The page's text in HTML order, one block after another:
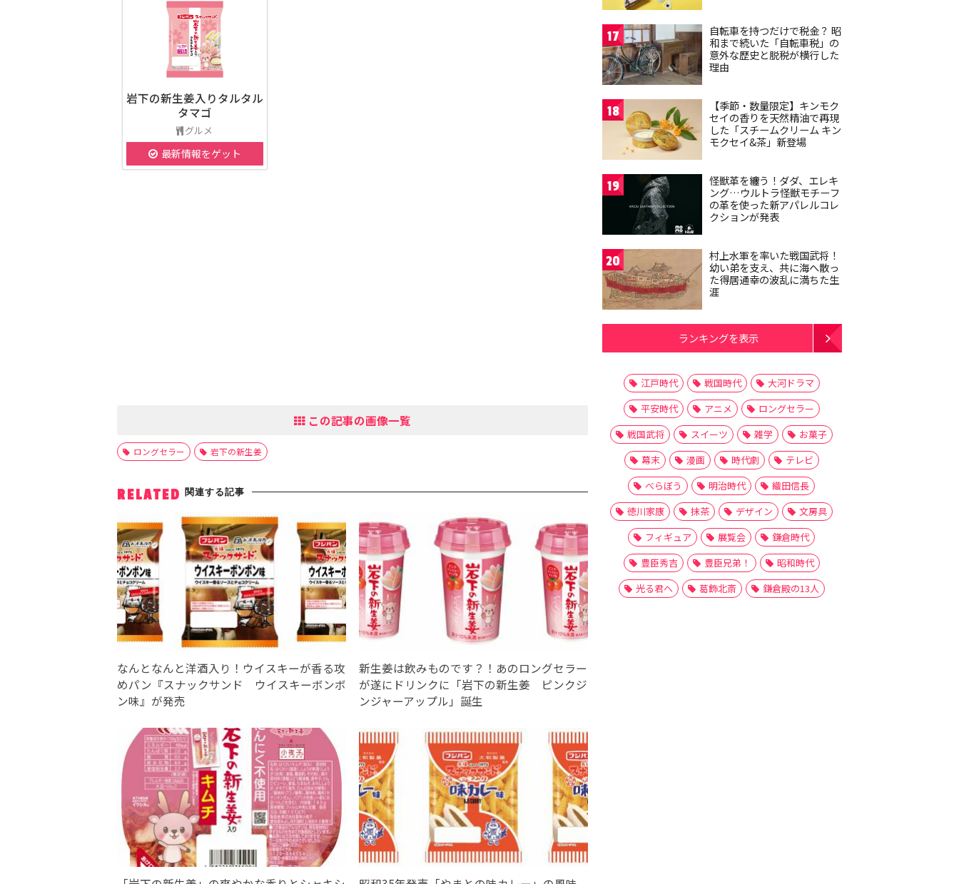
岩下の新生姜入りタルタル
タマゴ
グルメ
最新情報をゲット
この記事の画像一覧
ロングセラー 岩下の新生姜
RELATED 関連する記事
なんとなんと洋酒入り！ウイスキーが香る攻
めパン『スナックサンド ウイスキーボンボ
ン味』が発売
新生姜は飲みものです？！あのロングセラー
が遂にドリンクに「岩下の新生姜 ピンクジ
ンジャーアップル」誕生
17
自転車を持つだけで税金？ 昭
和まで続いた「自転車税」の
意外な歴史と脱税が横行した
理由
18
【季節・数量限定】キンモク
セイの香りを天然精油で再現
した「スチームクリーム キン
モクセイ&茶」新登場
19
怪獣革を纏う！ダダ、エレキ
ング…ウルトラ怪獣モチーフ
の革を使った新アパレルコレ
クションが発表
20
村上水軍を率いた戦国武将！
幼い弟を支え、共に海へ散っ
た得居通幸の波乱に満ちた生
涯
ランキングを表示
江戸時代 戦国時代
大河ドラマ
平安時代
アニメ
ロングセラー
戦国武将
スイーツ 雑学
お菓子
幕末
漫画 時代劇
テレビ
べらぼう
明治時代
織田信長
徳川家康
抹茶 デザイン
文房具
フィギュア
展覧会
鎌倉時代
豊臣秀吉
豊臣兄弟！
昭和時代
光る君へ
葛飾北斎 鎌倉殿の13人